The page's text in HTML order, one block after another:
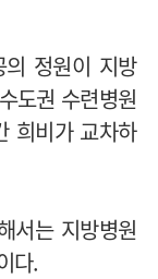
정원이 지방
도권 수련병원
희비가 교차하
서는 지방병원
다.